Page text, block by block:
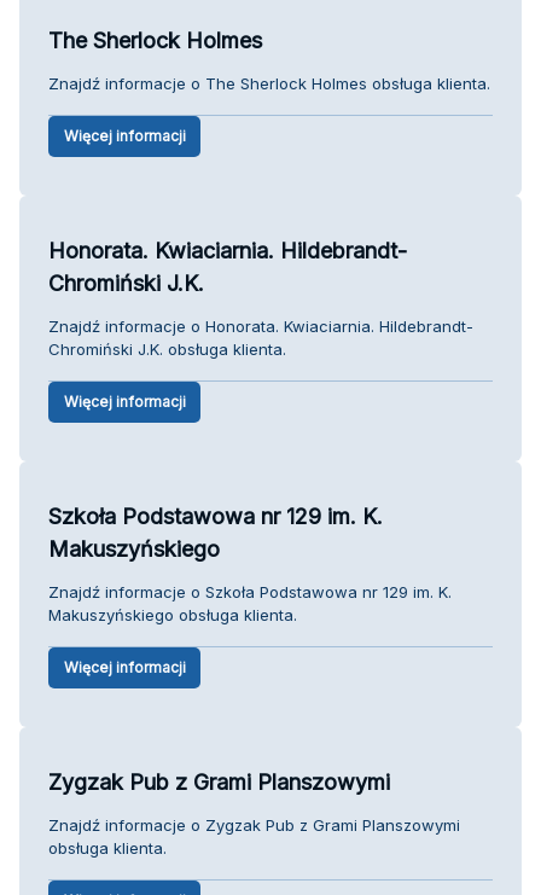
The Sherlock Holmes
Znajdź informacje o The Sherlock Holmes obsługa klienta.
Więcej informacji
Honorata. Kwiaciarnia. Hildebrandt-
Chromiński J.K.
Znajdź informacje o Honorata. Kwiaciarnia. Hildebrandt-
Chromiński J.K. obsługa klienta.
Więcej informacji
Szkoła Podstawowa nr 129 im. K.
Makuszyńskiego
Znajdź informacje o Szkoła Podstawowa nr 129 im. K.
Makuszyńskiego obsługa klienta.
Więcej informacji
Zygzak Pub z Grami Planszowymi
Znajdź informacje o Zygzak Pub z Grami Planszowymi
obsługa klienta.